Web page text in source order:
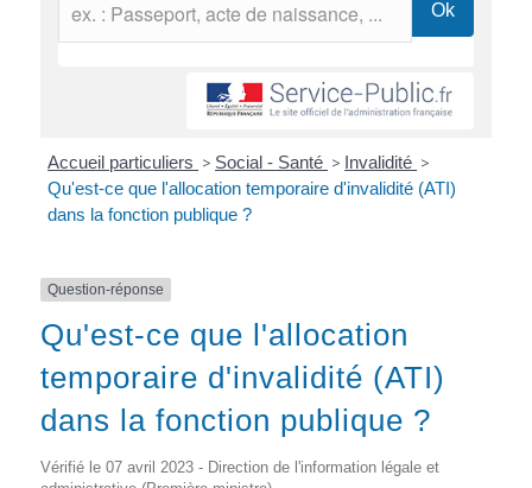
Accueil particuliers > Social - Santé > Invalidité >
Qu'est-ce que l'allocation temporaire d'invalidité (ATI)
dans la fonction publique ?
Question-réponse
Qu'est-ce que l'allocation
temporaire d'invalidité (ATI)
dans la fonction publique ?
Vérifié le 07 avril 2023 - Direction de l'information légale et